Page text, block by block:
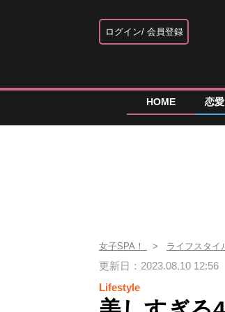
ログイン 会員登録
HOME 恋
女子SPA！ ライフスタイ
更新日：2023.08.10 12:56
Lifestyle